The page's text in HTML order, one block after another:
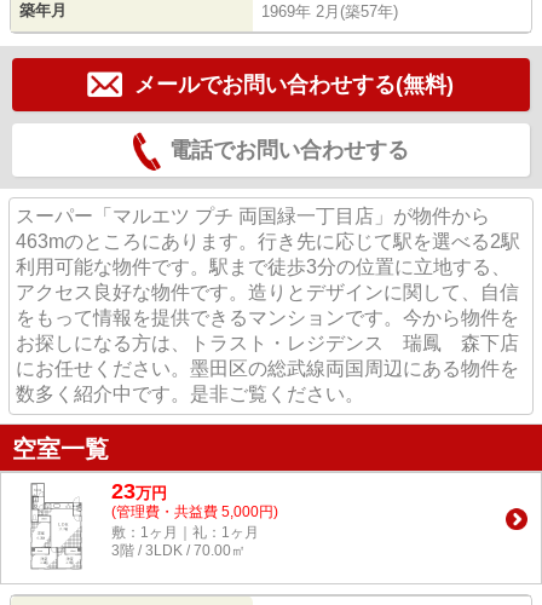
築年月 1969年 2月(築57年)
メールでお問い合わせする(無料)
電話でお問い合わせする
スーパー「マルエツ プチ 両国緑一丁目店」が物件から
463mのところにあります。行き先に応じて駅を選べる2駅
利用可能な物件です。駅まで徒歩3分の位置に立地する、
アクセス良好な物件です。造りとデザインに関して、自信
をもって情報を提供できるマンションです。今から物件を
お探しになる方は、トラスト・レジデンス 瑞鳳 森下店
にお任せください。墨田区の総武線両国周辺にある物件を
数多く紹介中です。是非ご覧ください。
空室一覧
23万円
(管理費・共益費 5,000円)
敷：1ヶ月｜礼：1ヶ月
3階 / 3LDK / 70.00㎡